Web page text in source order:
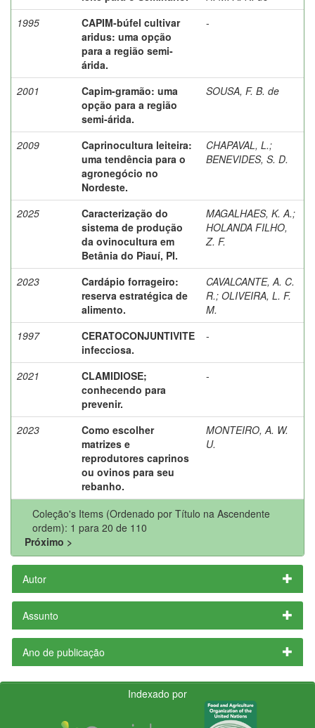
1995
CAPIM-búfel cultivar
aridus: uma opção
para a região semi-
árida.
-
2001
Capim-gramão: uma
opção para a região
semi-árida.
SOUSA, F. B. de
2009
Caprinocultura leiteira:
uma tendência para o
agronegócio no
Nordeste.
CHAPAVAL, L.;
BENEVIDES, S. D.
2025
Caracterização do
sistema de produção
da ovinocultura em
Betânia do Piauí, PI.
MAGALHAES, K. A.;
HOLANDA FILHO,
Z. F.
2023
Cardápio forrageiro:
reserva estratégica de
alimento.
CAVALCANTE, A. C.
R.; OLIVEIRA, L. F.
M.
1997
CERATOCONJUNTIVITE
infecciosa.
-
2021
CLAMIDIOSE;
conhecendo para
prevenir.
-
2023
Como escolher
matrizes e
reprodutores caprinos
ou ovinos para seu
rebanho.
MONTEIRO, A. W.
U.
Coleção's Items (Ordenado por Título na Ascendente
ordem): 1 para 20 de 110
Próximo >
Autor
Assunto
Ano de publicação
Indexado por